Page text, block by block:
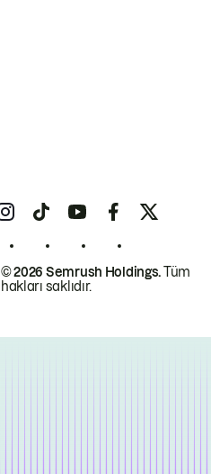
© 2026 Semrush Holdings.Tüm
hakları saklıdır.